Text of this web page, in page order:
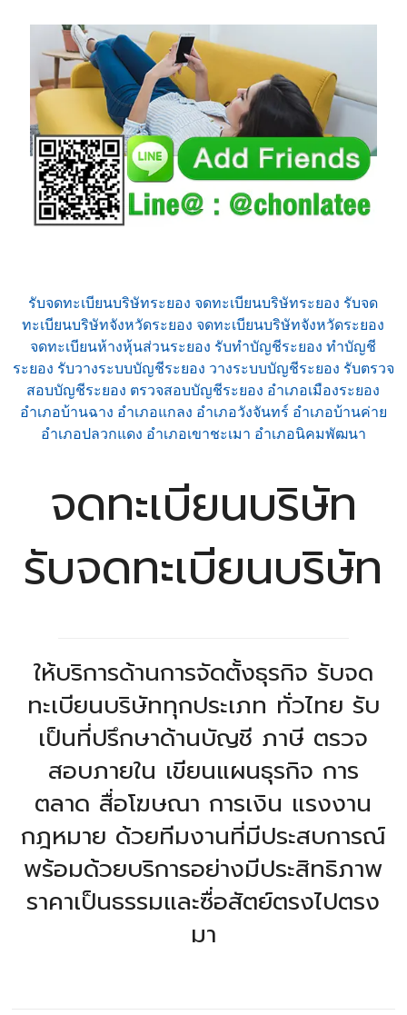
รับจดทะเบียนบริษัทระยอง จดทะเบียนบริษัทระยอง รับจด
ทะเบียนบริษัทจังหวัดระยอง จดทะเบียนบริษัทจังหวัดระยอง
จดทะเบียนห้างหุ้นส่วนระยอง รับทำบัญชีระยอง ทำบัญชี
ระยอง รับวางระบบบัญชีระยอง วางระบบบัญชีระยอง รับตรวจ
สอบบัญชีระยอง ตรวจสอบบัญชีระยอง อำเภอเมืองระยอง
อำเภอบ้านฉาง อำเภอแกลง อำเภอวังจันทร์ อำเภอบ้านค่าย
อำเภอปลวกแดง อำเภอเขาชะเมา อำเภอนิคมพัฒนา
จดทะเบียนบริษัท
รับจดทะเบียนบริษัท
ให้บริการด้านการจัดตั้งธุรกิจ รับจด
ทะเบียนบริษัททุกประเภท ทั่วไทย รับ
เป็นที่ปรึกษาด้านบัญชี ภาษี ตรวจ
สอบภายใน เขียนแผนธุรกิจ การ
ตลาด สื่อโฆษณา การเงิน แรงงาน
กฎหมาย ด้วยทีมงานที่มีประสบการณ์
พร้อมด้วยบริการอย่างมีประสิทธิภาพ
ราคาเป็นธรรมและซื่อสัตย์ตรงไปตรง
มา